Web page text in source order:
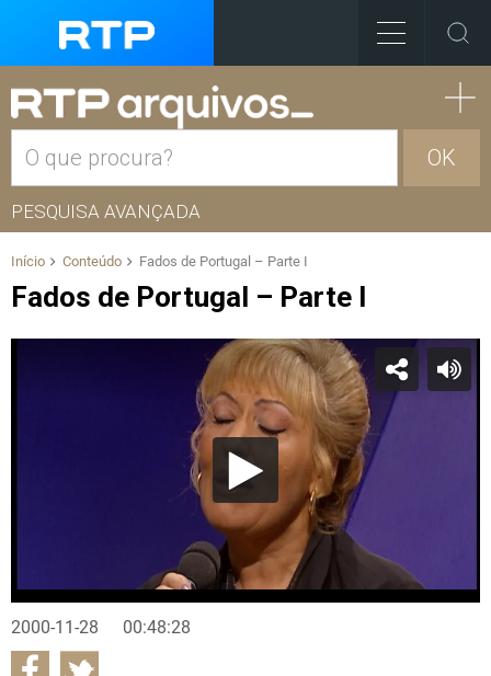
OK
PESQUISA AVANÇADA
Início Conteúdo Fados de Portugal – Parte I
Fados de Portugal – Parte I
2000-11-28 00:48:28